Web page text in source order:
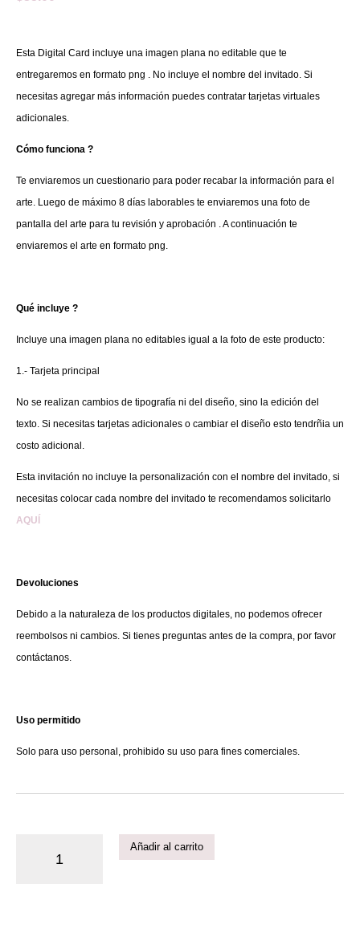
Esta Digital Card incluye una imagen plana no editable que te
entregaremos en formato png . No incluye el nombre del invitado. Si
necesitas agregar más información puedes contratar tarjetas virtuales
adicionales.
Cómo funciona ?
Te enviaremos un cuestionario para poder recabar la información para el
arte. Luego de máximo 8 días laborables te enviaremos una foto de
pantalla del arte para tu revisión y aprobación . A continuación te
enviaremos el arte en formato png.
Qué incluye ?
Incluye una imagen plana no editables igual a la foto de este producto:
1.- Tarjeta principal
No se realizan cambios de tipografía ni del diseño, sino la edición del
texto. Si necesitas tarjetas adicionales o cambiar el diseño esto tendrñia un
costo adicional.
Esta invitación no incluye la personalización con el nombre del invitado, si
necesitas colocar cada nombre del invitado te recomendamos solicitarlo
AQUÍ
Devoluciones
Debido a la naturaleza de los productos digitales, no podemos ofrecer
reembolsos ni cambios. Si tienes preguntas antes de la compra, por favor
contáctanos.
Uso permitido
Solo para uso personal, prohibido su uso para fines comerciales.
Añadir al carrito